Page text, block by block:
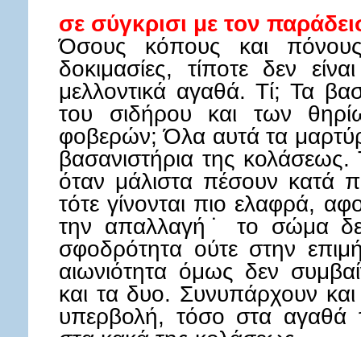
σε σύγκρισι με τον
Όσους κόπους και
δοκιμασίες, τίποτε δεν
μελλοντικά αγαθά. Τί; Τα
του σιδήρου και των
φοβερών; Όλα αυτά τα
βασανιστήρια της κολάσεως.
όταν μάλιστα πέσουν κατά
τότε γίνονται πιο ελαφρά,
την απαλλαγή˙ το σώμα
σφοδρότητα ούτε στην
αιωνιότητα όμως δεν
και τα δυο. Συνυπάρχουν
υπερβολή, τόσο στα αγαθά